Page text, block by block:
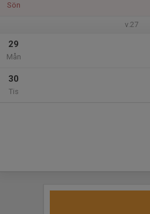
Sön
v.27
29
Mån
30
Tis